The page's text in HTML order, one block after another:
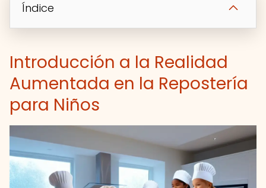
Índice
Introducción a la Realidad
Aumentada en la Repostería
para Niños